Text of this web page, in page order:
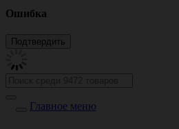
Ошибка
Главное меню